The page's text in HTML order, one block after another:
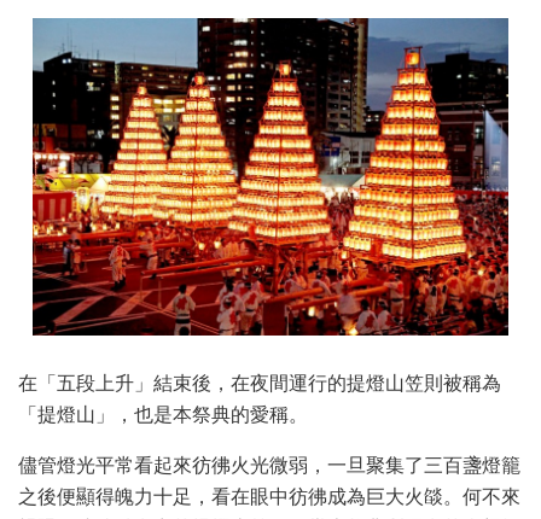
在「五段上升」結束後，在夜間運行的提燈山笠則被稱為
「提燈山」，也是本祭典的愛稱。
儘管燈光平常看起來彷彿火光微弱，一旦聚集了三百盞燈籠
之後便顯得魄力十足，看在眼中彷彿成為巨大火燄。何不來